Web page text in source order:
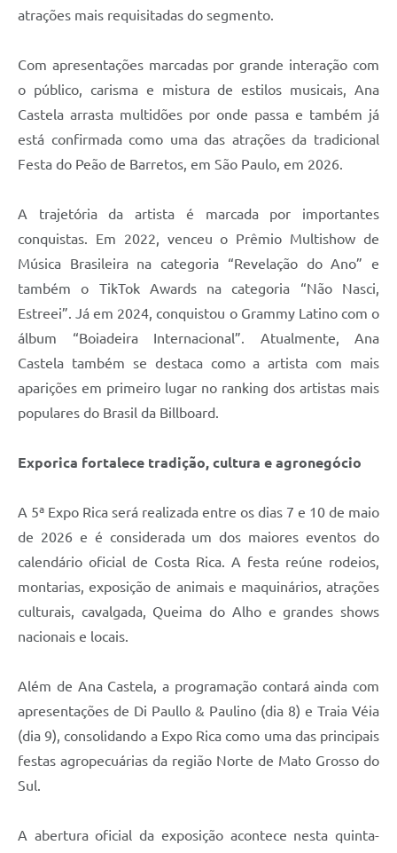
atrações mais requisitadas do segmento.
Com apresentações marcadas por grande interação com
o público, carisma e mistura de estilos musicais, Ana
Castela arrasta multidões por onde passa e também já
está confirmada como uma das atrações da tradicional
Festa do Peão de Barretos, em São Paulo, em 2026.
A trajetória da artista é marcada por importantes
conquistas. Em 2022, venceu o Prêmio Multishow de
Música Brasileira na categoria “Revelação do Ano” e
também o TikTok Awards na categoria “Não Nasci,
Estreei”. Já em 2024, conquistou o Grammy Latino com o
álbum “Boiadeira Internacional”. Atualmente, Ana
Castela também se destaca como a artista com mais
aparições em primeiro lugar no ranking dos artistas mais
populares do Brasil da Billboard.
Exporica fortalece tradição, cultura e agronegócio
A 5ª Expo Rica será realizada entre os dias 7 e 10 de maio
de 2026 e é considerada um dos maiores eventos do
calendário oficial de Costa Rica. A festa reúne rodeios,
montarias, exposição de animais e maquinários, atrações
culturais, cavalgada, Queima do Alho e grandes shows
nacionais e locais.
Além de Ana Castela, a programação contará ainda com
apresentações de Di Paullo & Paulino (dia 8) e Traia Véia
(dia 9), consolidando a Expo Rica como uma das principais
festas agropecuárias da região Norte de Mato Grosso do
Sul.
A abertura oficial da exposição acontece nesta quinta-